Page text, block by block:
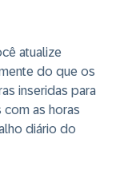
atualize
do que os
inseridas para
com as horas
diário do